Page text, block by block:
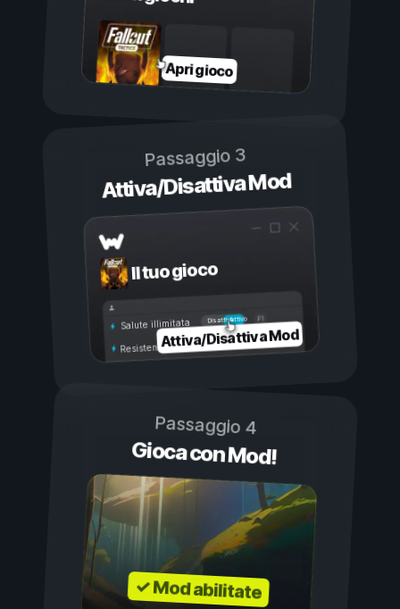
Apri gioco
Passaggio 3
Attiva/Disattiva Mod
Il tuo gioco
Attivo
Disattivo
Salute illimitata
Resistenza illimitata
Attiva/Disattiva Mod
Passaggio 4
Gioca con Mod!
✓ Mod abilitate